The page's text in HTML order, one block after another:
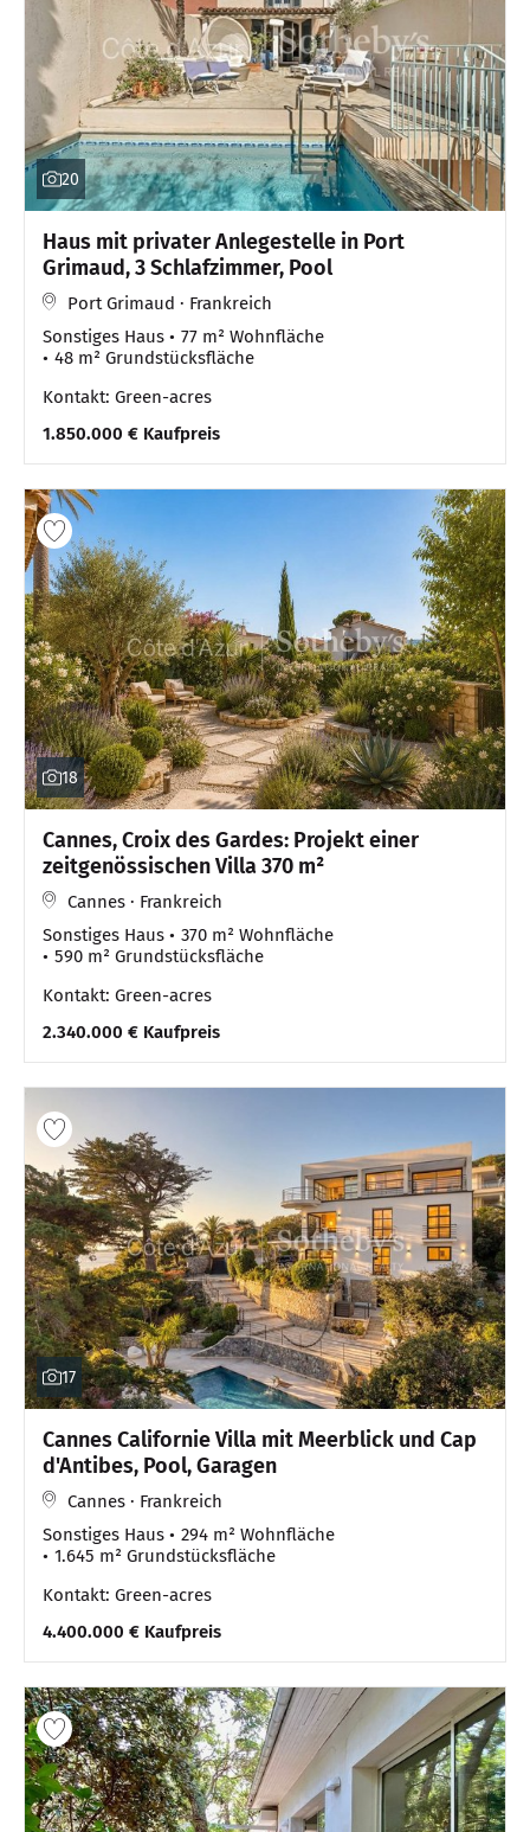
20
Haus mit privater Anlegestelle in Port
Grimaud, 3 Schlafzimmer, Pool
Port Grimaud · Frankreich
Sonstiges Haus
77 m² Wohnfläche
48 m² Grundstücksfläche
Kontakt: Green-acres
1.850.000 € Kaufpreis
18
Cannes, Croix des Gardes: Projekt einer
zeitgenössischen Villa 370 m²
Cannes · Frankreich
Sonstiges Haus
370 m² Wohnfläche
590 m² Grundstücksfläche
Kontakt: Green-acres
2.340.000 € Kaufpreis
17
Cannes Californie Villa mit Meerblick und Cap
d'Antibes, Pool, Garagen
Cannes · Frankreich
Sonstiges Haus
294 m² Wohnfläche
1.645 m² Grundstücksfläche
Kontakt: Green-acres
4.400.000 € Kaufpreis